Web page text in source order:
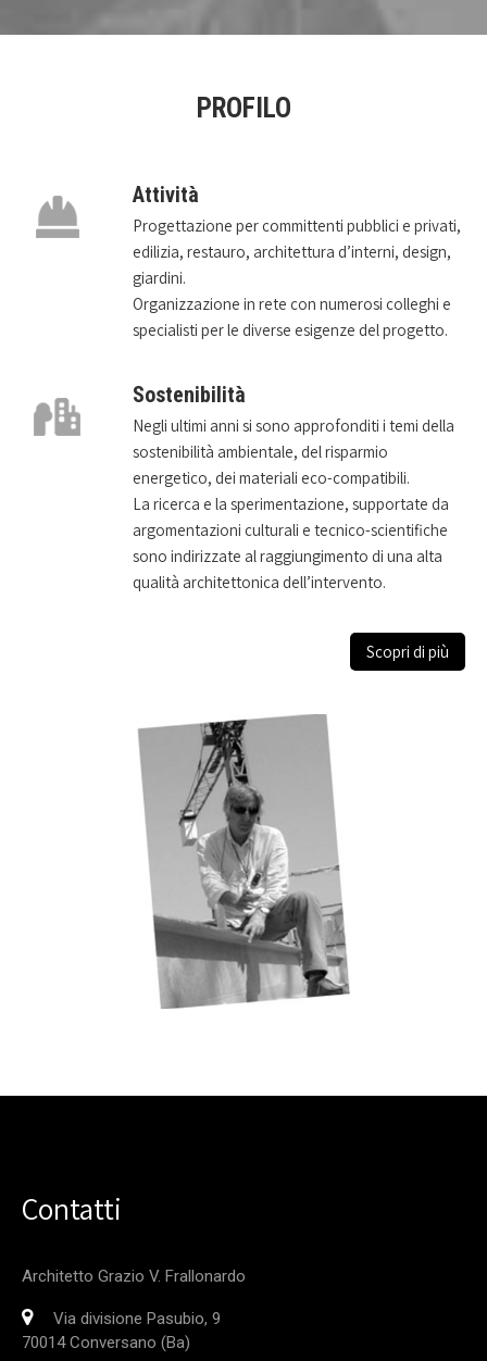
PROFILO
Attività
Progettazione per committenti pubblici e privati,
edilizia, restauro, architettura d’interni, design,
giardini.
Organizzazione in rete con numerosi colleghi e
specialisti per le diverse esigenze del progetto.
Sostenibilità
Negli ultimi anni si sono approfonditi i temi della
sostenibilità ambientale, del risparmio
energetico, dei materiali eco-compatibili.
La ricerca e la sperimentazione, supportate da
argomentazioni culturali e tecnico-scientifiche
sono indirizzate al raggiungimento di una alta
qualità architettonica dell’intervento.
Scopri di più
Contatti
Architetto Grazio V. Frallonardo
Via divisione Pasubio, 9
70014 Conversano (Ba)